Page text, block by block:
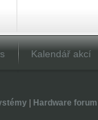
Kalendář akcí
| Hardware forum